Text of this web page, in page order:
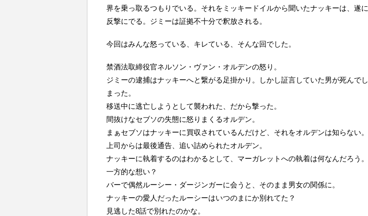
界を乗っ取るつもりでいる。それをミッキードイルから聞いたナッキーは、遂に
反撃にでる。ジミーは証拠不十分で釈放される。
今回はみんな怒っている、キレている、そんな回でした。
禁酒法取締役官ネルソン・ヴァン・オルデンの怒り。
ジミーの逮捕はナッキーへと繋がる足掛かり。しかし証言していた男が死んでし
まった。
移送中に逃亡しようとして襲われた、だから撃った。
間抜けなセブソの失態に怒りまくるオルデン。
まぁセブソはナッキーに買収されているんだけど、それをオルデンは知らない。
上司からは最後通告、追い詰められたオルデン。
ナッキーに執着するのはわかるとして、マーガレットへの執着は何なんだろう。
一方的な想い？
バーで偶然ルーシー・ダージンガーに会うと、そのまま男女の関係に。
ナッキーの愛人だったルーシーはいつのまにか別れてた？
見逃した8話で別れたのかな。